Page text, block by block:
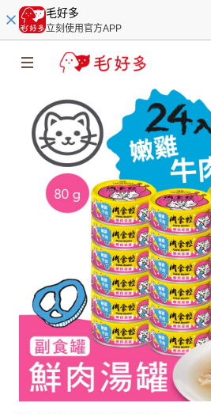
毛好多
立刻使用官方APP